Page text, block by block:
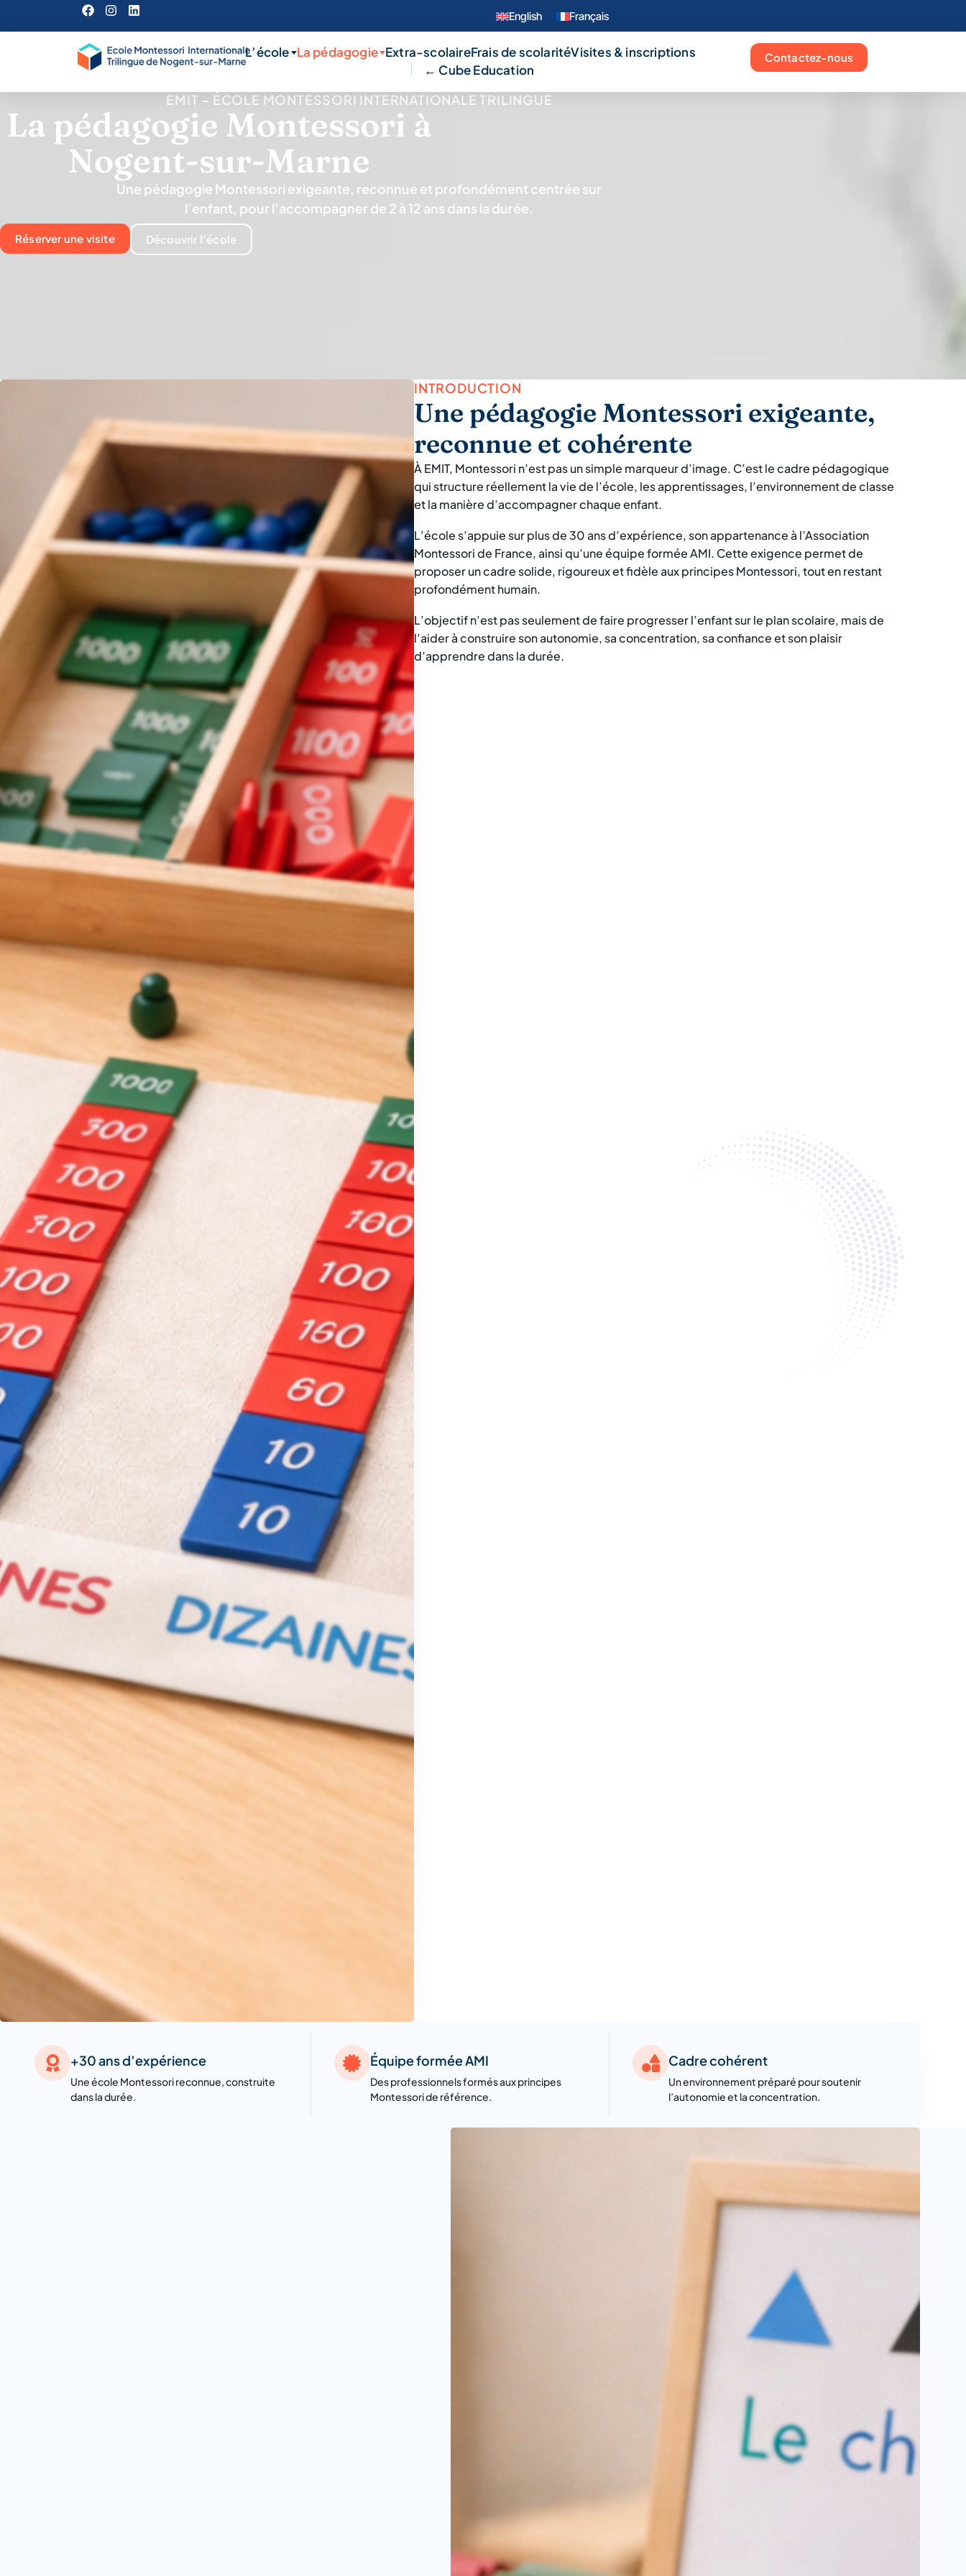
English Français
L’école La pédagogie Extra-scolaireFrais de scolaritéVisites & inscriptions
← Cube Education
Contactez-nous
EMIT – ÉCOLE MONTESSORI INTERNATIONALE TRILINGUE
La pédagogie Montessori à
Nogent-sur-Marne
Une pédagogie Montessori exigeante, reconnue et profondément centrée sur
l’enfant, pour l’accompagner de 2 à 12 ans dans la durée.
Réserver une visite Découvrir l’école
INTRODUCTION
Une pédagogie Montessori exigeante,
reconnue et cohérente
À EMIT, Montessori n’est pas un simple marqueur d’image. C’est le cadre pédagogique
qui structure réellement la vie de l’école, les apprentissages, l’environnement de classe
et la manière d’accompagner chaque enfant.
L’école s’appuie sur plus de 30 ans d’expérience, son appartenance à l’Association
Montessori de France, ainsi qu’une équipe formée AMI. Cette exigence permet de
proposer un cadre solide, rigoureux et fidèle aux principes Montessori, tout en restant
profondément humain.
L’objectif n’est pas seulement de faire progresser l’enfant sur le plan scolaire, mais de
l’aider à construire son autonomie, sa concentration, sa confiance et son plaisir
d’apprendre dans la durée.
+30 ans d’expérience
Une école Montessori reconnue, construite
dans la durée.
Équipe formée AMI
Des professionnels formés aux principes
Montessori de référence.
Cadre cohérent
Un environnement préparé pour soutenir
l’autonomie et la concentration.